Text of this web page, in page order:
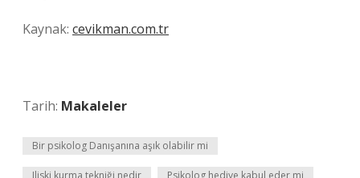
Kaynak: cevikman.com.tr
Tarih: Makaleler
Bir psikolog Danışanına aşık olabilir mi
Iliski kurma tekniği nedir Psikolog hediye kabul eder mi